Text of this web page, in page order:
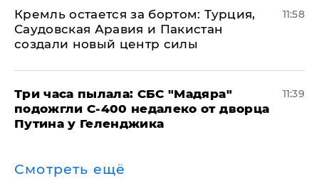
​Кремль остается за бортом: Турция,
Саудовская Аравия и Пакистан
создали новый центр силы
11:58
Три часа пылала: СБС "Мадяра"
подожгли С-400 недалеко от дворца
Путина у Геленджика
11:39
Смотреть ещё